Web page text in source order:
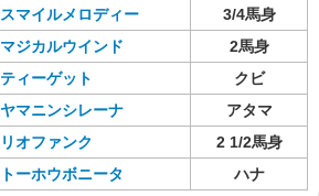
スマイルメロディー
3/4馬身
マジカルウインド
2馬身
ティーゲット
クビ
ヤマニンシレーナ
アタマ
リオファンク
2 1/2馬身
トーホウボニータ ハナ